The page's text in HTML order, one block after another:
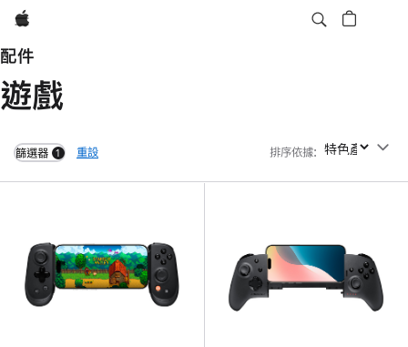
Apple
配件
遊戲
篩選器 1
filters active
重設 排序依據: 排序依據